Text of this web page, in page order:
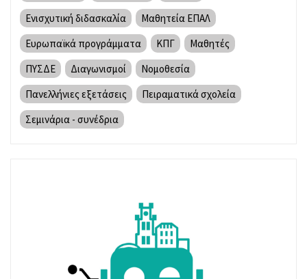
Ενισχυτική διδασκαλία
Μαθητεία ΕΠΑΛ
Ευρωπαϊκά προγράμματα
ΚΠΓ
Μαθητές
ΠΥΣΔΕ
Διαγωνισμοί
Νομοθεσία
Πανελλήνιες εξετάσεις
Πειραματικά σχολεία
Σεμινάρια - συνέδρια